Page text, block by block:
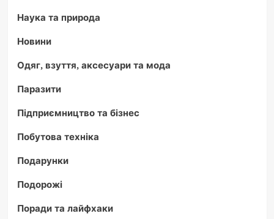
Наука та природа
Новини
Одяг, взуття, аксесуари та мода
Паразити
Підприємництво та бізнес
Побутова техніка
Подарунки
Подорожі
Поради та лайфхаки